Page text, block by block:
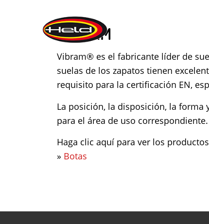
VIBRAM
Vibram® es el fabricante líder de
suelas de los zapatos tienen
requisito para la certificación EN,
La posición, la disposición, la
para el área de uso correspondiente.
Haga clic aquí para ver los
» Botas